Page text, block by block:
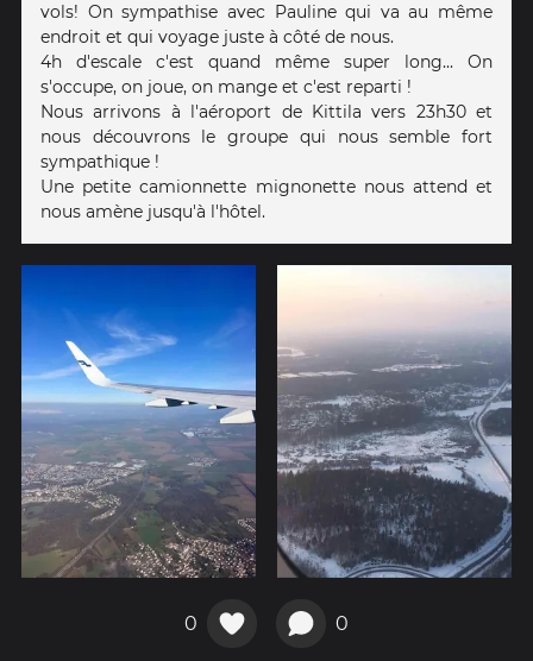
vols! On sympathise avec Pauline qui va au même
endroit et qui voyage juste à côté de nous.
4h d'escale c'est quand même super long... On
s'occupe, on joue, on mange et c'est reparti !
Nous arrivons à l'aéroport de Kittila vers 23h30 et
nous découvrons le groupe qui nous semble fort
sympathique !
Une petite camionnette mignonette nous attend et
nous amène jusqu'à l'hôtel.
0 0